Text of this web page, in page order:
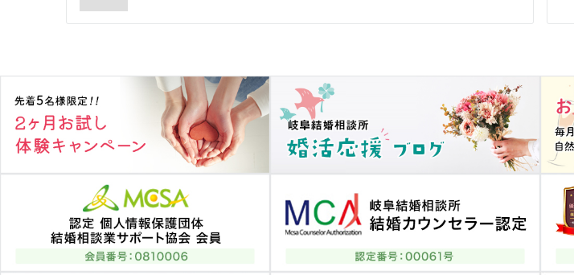
ナ
ゲ
ー
シ
ョ
ン